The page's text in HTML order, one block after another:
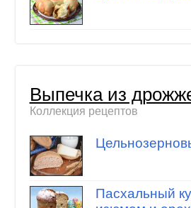
Выпечка из
Коллекция рецептов
Пасхальный